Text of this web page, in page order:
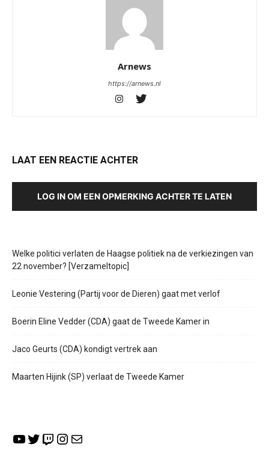
Arnews
https://arnews.nl
LAAT EEN REACTIE ACHTER
LOG IN OM EEN OPMERKING ACHTER TE LATEN
Welke politici verlaten de Haagse politiek na de verkiezingen van
22 november? [Verzameltopic]
Leonie Vestering (Partij voor de Dieren) gaat met verlof
Boerin Eline Vedder (CDA) gaat de Tweede Kamer in
Jaco Geurts (CDA) kondigt vertrek aan
Maarten Hijink (SP) verlaat de Tweede Kamer
YouTube
Twitter
Twitch
Instagram
E-mail